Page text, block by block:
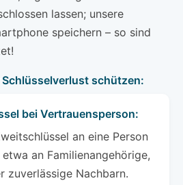
lassen; unsere
speichern – so sind
Schlüsselverlust schützen:
bei Vertrauensperson:
an eine Person
an Familienangehörige,
zuverlässige Nachbarn.